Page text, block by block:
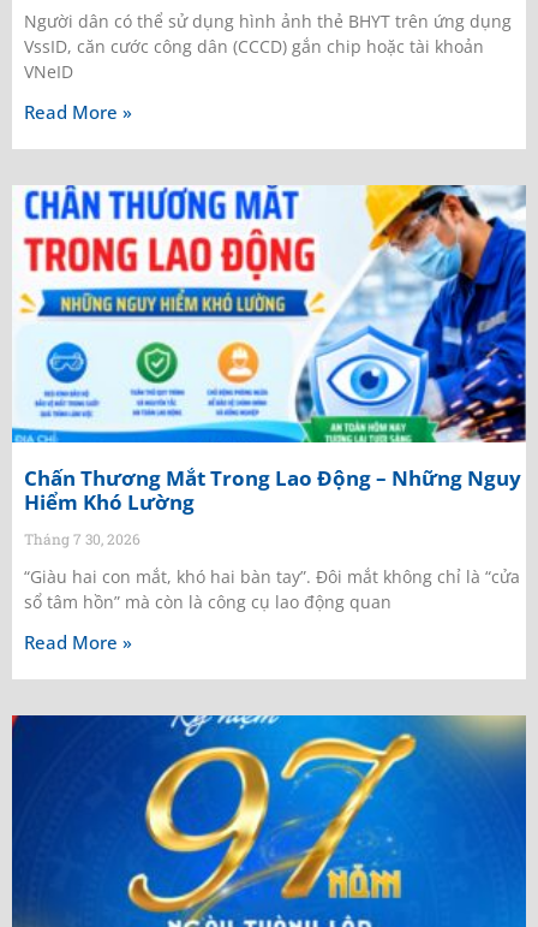
Người dân có thể sử dụng hình ảnh thẻ BHYT trên ứng dụng
VssID, căn cước công dân (CCCD) gắn chip hoặc tài khoản
VNeID
Read More »
Chấn Thương Mắt Trong Lao Động – Những Nguy
Hiểm Khó Lường
Tháng 7 30, 2026
“Giàu hai con mắt, khó hai bàn tay”. Đôi mắt không chỉ là “cửa
sổ tâm hồn” mà còn là công cụ lao động quan
Read More »